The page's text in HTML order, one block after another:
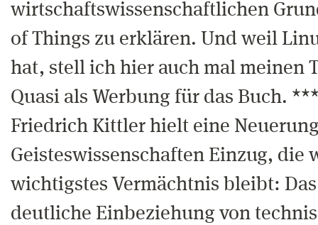
wirtschaftswissenschaftlichen
of Things zu erklären. Und weil
hat, stell ich hier auch mal meinen
Quasi als Werbung für das Buch.
Friedrich Kittler hielt eine
Geisteswissenschaften Einzug, die
wichtigstes Vermächtnis bleibt:
deutliche Einbeziehung von